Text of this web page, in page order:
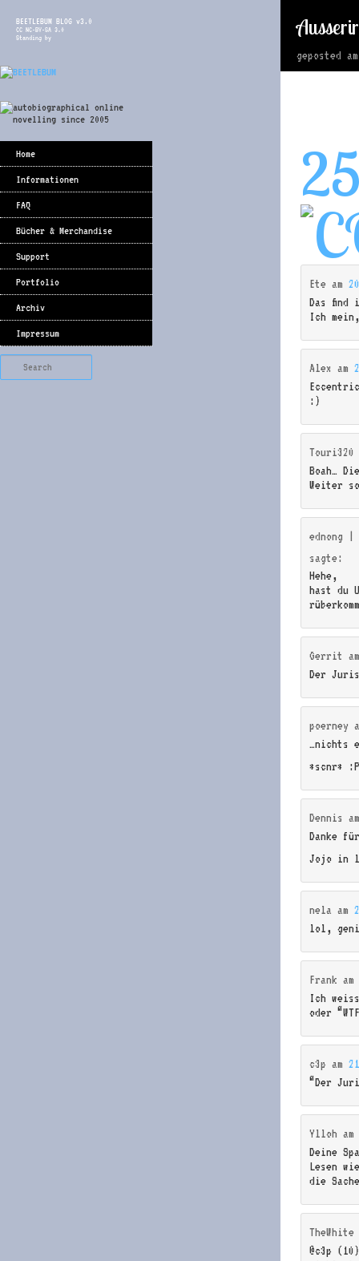
BEETLEBUM BLOG v3.0
CC NC-BY-SA 3.0
Standing by
Home
Informationen
FAQ
Bücher & Merchandise
Support
Portfolio
Archiv
Impressum
geposted
Ete am
Das find
Ich
Alex am
:)
Touri320
Boah…
Weiter
ednong |
sagte:
Hehe,
hast du
Gerrit
Der
poerney
…nichts
*scnr* :P
Dennis
Danke
Jojo in
nela am
lol,
Frank am
Ich
oder
c3p am
“Der
Ylloh am
Deine
Lesen
die
TheWhite
@c3p